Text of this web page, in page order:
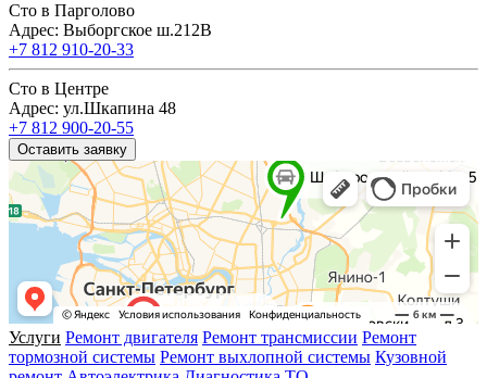
Сто в Парголово
Адрес: Выборгское ш.212В
+7 812 910-20-33
Сто в Центре
Адрес: ул.Шкапина 48
+7 812 900-20-55
Оставить заявку
Услуги Ремонт двигателя Ремонт трансмиссии Ремонт
тормозной системы Ремонт выхлопной системы Кузовной